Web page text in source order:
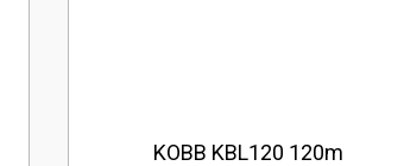
KOBB KBL120 120m